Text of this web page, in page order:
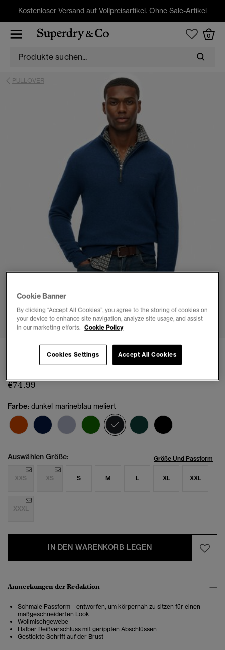
Kostenloser Versand auf Vollpreisartikel. Ohne Sale-Artikel
0
PULLOVER
1 2 3 4 5 6
Wollmischung-Pullover mit Reißverschluss
(3)
€74.99
Farbe: dunkel marineblau meliert
Ausgewählt
Auswählen Größe: Größe Und Passform
XXS XS S M L XL XXL
XXXL
IN DEN WARENKORB LEGEN
Anmerkungen der Redaktion
Schmale Passform – entworfen, um körpernah zu sitzen für einen
maßgeschneiderten Look
Wollmischgewebe
Halber Reißverschluss mit gerippten Abschlüssen
Gestickte Schrift auf der Brust
Cookie Banner
By clicking “Accept All Cookies”, you agree to the storing of cookies on
your device to enhance site navigation, analyze site usage, and assist
in our marketing efforts. Cookie Policy
Accept All Cookies
Cookies Settings